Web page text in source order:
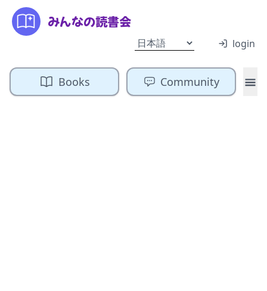
みんなの読書会
login
Books Community